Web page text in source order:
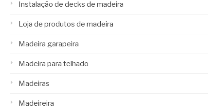
Instalação de decks de madeira
Loja de produtos de madeira
Madeira garapeira
Madeira para telhado
Madeiras
Madeireira